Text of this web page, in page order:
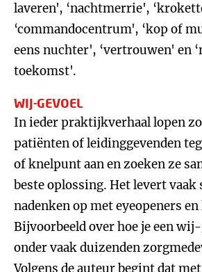
laveren', ‘nachtmerrie',
‘commandocentrum', ‘kop of
eens nuchter', ‘vertrouwen' en
toekomst'.
WIJ-GEVOEL
In ieder praktijkverhaal lopen
patiënten of leidinggevenden
of knelpunt aan en zoeken ze
beste oplossing. Het levert
nadenken op met eyeopeners
Bijvoorbeeld over hoe je een
onder vaak duizenden
Volgens de auteur begint dat